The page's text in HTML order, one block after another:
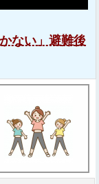
ない」避難後